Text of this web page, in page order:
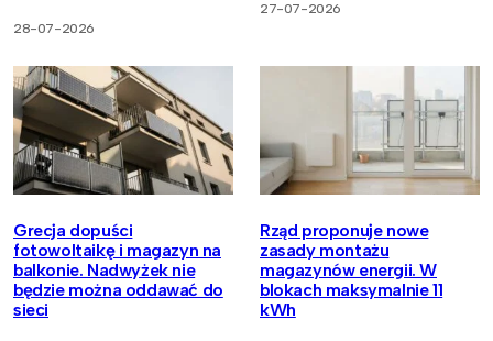
28-07-2026
27-07-2026
Grecja dopuści
fotowoltaikę i magazyn na
balkonie. Nadwyżek nie
będzie można oddawać do
sieci
Rząd proponuje nowe
zasady montażu
magazynów energii. W
blokach maksymalnie 11
kWh